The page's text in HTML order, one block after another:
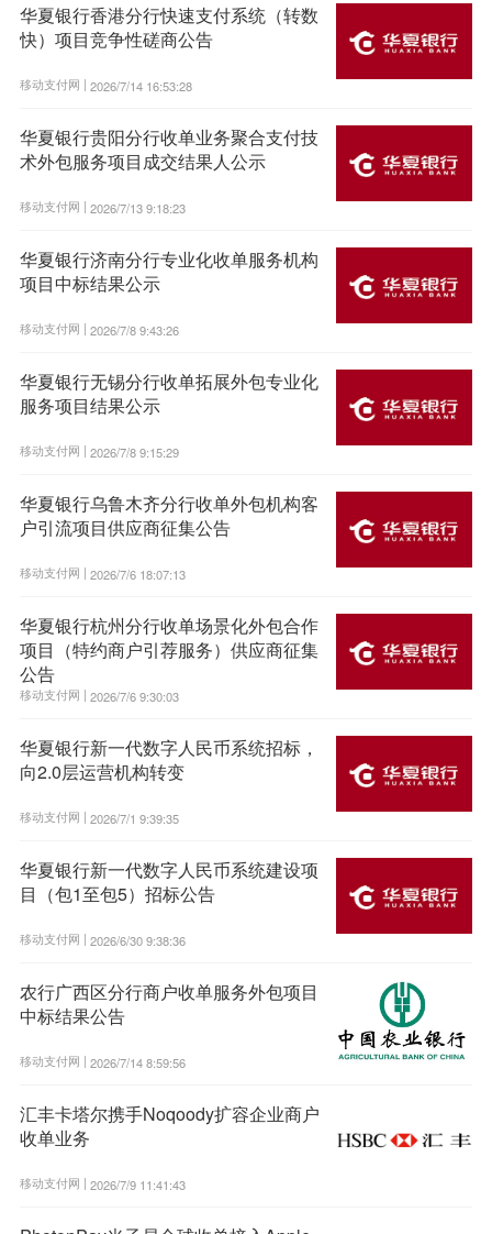
华夏银行香港分行快速支付系统（转数
快）项目竞争性磋商公告
移动支付网 | 2026/7/14 16:53:28
华夏银行贵阳分行收单业务聚合支付技
术外包服务项目成交结果人公示
移动支付网 | 2026/7/13 9:18:23
华夏银行济南分行专业化收单服务机构
项目中标结果公示
移动支付网 | 2026/7/8 9:43:26
华夏银行无锡分行收单拓展外包专业化
服务项目结果公示
移动支付网 | 2026/7/8 9:15:29
华夏银行乌鲁木齐分行收单外包机构客
户引流项目供应商征集公告
移动支付网 | 2026/7/6 18:07:13
华夏银行杭州分行收单场景化外包合作
项目（特约商户引荐服务）供应商征集
公告
移动支付网 | 2026/7/6 9:30:03
华夏银行新一代数字人民币系统招标，
向2.0层运营机构转变
移动支付网 | 2026/7/1 9:39:35
华夏银行新一代数字人民币系统建设项
目（包1至包5）招标公告
移动支付网 | 2026/6/30 9:38:36
农行广西区分行商户收单服务外包项目
中标结果公告
移动支付网 | 2026/7/14 8:59:56
汇丰卡塔尔携手Noqoody扩容企业商户
收单业务
移动支付网 | 2026/7/9 11:41:43